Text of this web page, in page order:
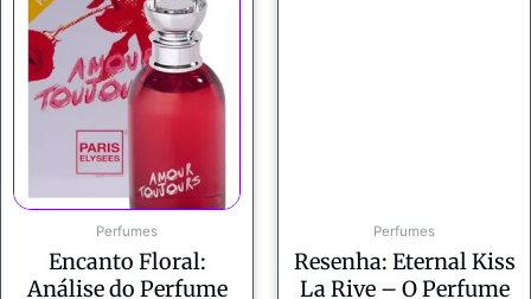
Perfumes
Encanto Floral:
Análise do Perfume
Perfumes
Resenha: Eternal Kiss
La Rive – O Perfume